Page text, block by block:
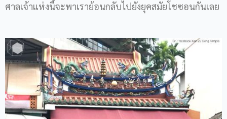
ศาลเจ้าแห่งนี้จะพาเราย้อนกลับไปยังยุคสมัยโชซอนกันเลย